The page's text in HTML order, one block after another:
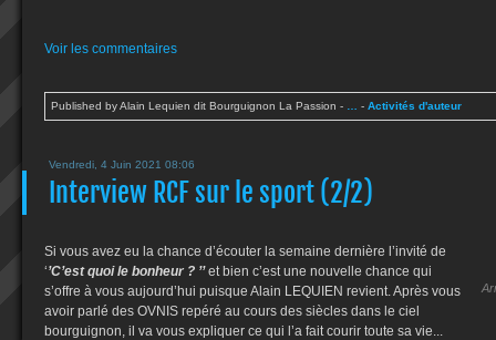
Voir les commentaires
Published by Alain Lequien dit Bourguignon La Passion - - Activités d'auteur
Vendredi, 4 Juin 2021 08:06
Interview RCF sur le sport (2/2)
Si vous avez eu la chance d’écouter la semaine dernière l’invité de
‘’C’est quoi le bonheur ? ’’et bien c’est une nouvelle chance qui
s’offre à vous aujourd’hui puisque Alain LEQUIEN revient. Après vous
avoir parlé des OVNIS repéré au cours des siècles dans le ciel
bourguignon, il va vous expliquer ce qui l’a fait courir toute sa vie...